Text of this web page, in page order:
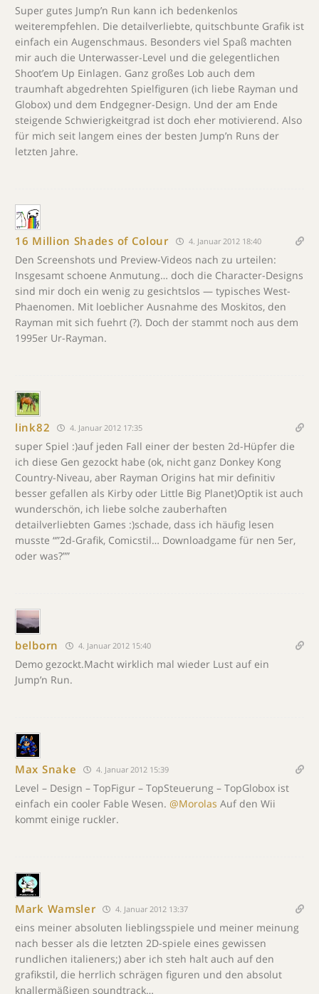
Super gutes Jump’n Run kann ich bedenkenlos
weiterempfehlen. Die detailverliebte, quitschbunte Grafik ist
einfach ein Augenschmaus. Besonders viel Spaß machten
mir auch die Unterwasser-Level und die gelegentlichen
Shoot’em Up Einlagen. Ganz großes Lob auch dem
traumhaft abgedrehten Spielfiguren (ich liebe Rayman und
Globox) und dem Endgegner-Design. Und der am Ende
steigende Schwierigkeitgrad ist doch eher motivierend. Also
für mich seit langem eines der besten Jump’n Runs der
letzten Jahre.
16 Million Shades of Colour 4. Januar 2012 18:40
Den Screenshots und Preview-Videos nach zu urteilen:
Insgesamt schoene Anmutung… doch die Character-Designs
sind mir doch ein wenig zu gesichtslos — typisches West-
Phaenomen. Mit loeblicher Ausnahme des Moskitos, den
Rayman mit sich fuehrt (?). Doch der stammt noch aus dem
1995er Ur-Rayman.
link82 4. Januar 2012 17:35
super Spiel :)auf jeden Fall einer der besten 2d-Hüpfer die
ich diese Gen gezockt habe (ok, nicht ganz Donkey Kong
Country-Niveau, aber Rayman Origins hat mir definitiv
besser gefallen als Kirby oder Little Big Planet)Optik ist auch
wunderschön, ich liebe solche zauberhaften
detailverliebten Games :)schade, dass ich häufig lesen
musste “”2d-Grafik, Comicstil… Downloadgame für nen 5er,
oder was?””
belborn 4. Januar 2012 15:40
Demo gezockt.Macht wirklich mal wieder Lust auf ein
Jump’n Run.
Max Snake 4. Januar 2012 15:39
Level – Design – TopFigur – TopSteuerung – TopGlobox ist
einfach ein cooler Fable Wesen. @Morolas Auf den Wii
kommt einige ruckler.
Mark Wamsler 4. Januar 2012 13:37
eins meiner absoluten lieblingsspiele und meiner meinung
nach besser als die letzten 2D-spiele eines gewissen
rundlichen italieners;) aber ich steh halt auch auf den
grafikstil, die herrlich schrägen figuren und den absolut
knallermäßigen soundtrack…